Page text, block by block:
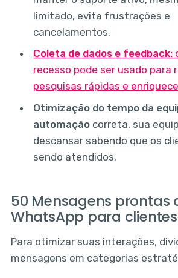
limitado, evita frustrações e
cancelamentos.
Coleta de dados e feedback:
recesso pode ser usado para
pesquisas rápidas e
Otimização do tempo da
automação correta, sua
descansar sabendo que os
sendo atendidos.
50 Mensagens prontas
WhatsApp para
Para otimizar suas interações,
mensagens em categorias